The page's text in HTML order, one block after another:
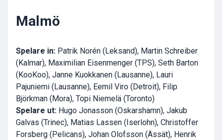
Malmö
Spelare in: Patrik Norén (Leksand), Martin Schreiber
(Kalmar), Maximilian Eisenmenger (TPS), Seth Barton
(KooKoo), Janne Kuokkanen (Lausanne), Lauri
Pajuniemi (Lausanne), Eemil Viro (Detroit), Filip
Björkman (Mora), Topi Niemelä (Toronto)
Spelare ut: Hugo Jonasson (Oskarshamn), Jakub
Galvas (Trinec), Matias Lassen (Iserlohn), Christoffer
Forsberg (Pelicans), Johan Olofsson (Ässät), Henrik